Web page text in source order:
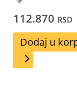
112.870 RSD
Dodaj u